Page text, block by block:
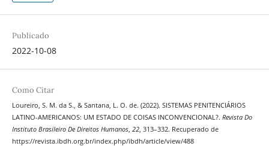
Publicado
2022-10-08
Como Citar
Loureiro, S. M. da S., & Santana, L. O. de. (2022). SISTEMAS PENITENCIÁRIOS
LATINO-AMERICANOS: UM ESTADO DE COISAS INCONVENCIONAL?. Revista Do
Instituto Brasileiro De Direitos Humanos, 22, 313–332. Recuperado de
https://revista.ibdh.org.br/index.php/ibdh/article/view/488